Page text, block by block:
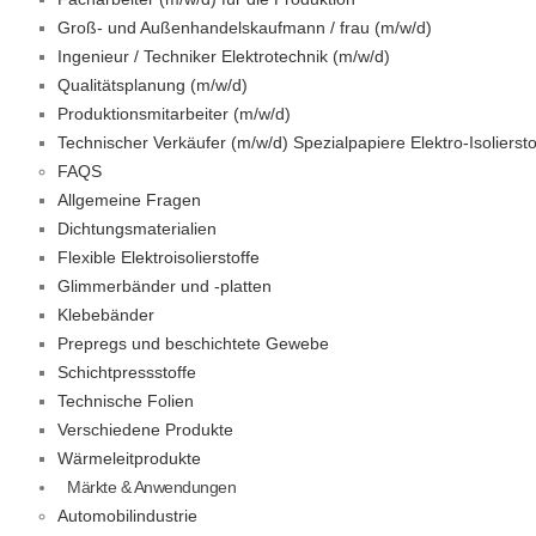
Groß- und Außenhandelskaufmann / frau (m/w/d)
Ingenieur / Techniker Elektrotechnik (m/w/d)
Qualitätsplanung (m/w/d)
Produktionsmitarbeiter (m/w/d)
Technischer Verkäufer (m/w/d) Spezialpapiere Elektro-
FAQS
Allgemeine Fragen
Dichtungsmaterialien
Flexible Elektroisolierstoffe
Glimmerbänder und -platten
Klebebänder
Prepregs und beschichtete Gewebe
Schichtpressstoffe
Technische Folien
Verschiedene Produkte
Wärmeleitprodukte
Märkte & Anwendungen
Automobilindustrie